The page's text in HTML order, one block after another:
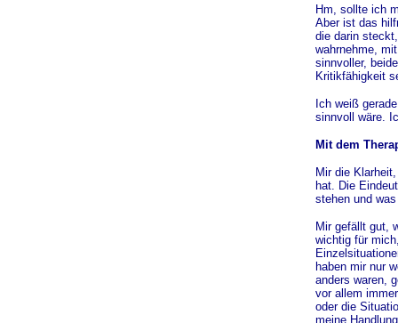
Hm, sollte ich
Aber ist das
die darin
wahrnehme,
sinnvoller,
Kritikfähigkeit
Ich weiß
sinnvoll wäre.
Mit dem
Mir die
hat. Die
stehen und
Mir gefällt gut,
wichtig für
haben mir nur
anders waren,
vor allem
oder die
meine